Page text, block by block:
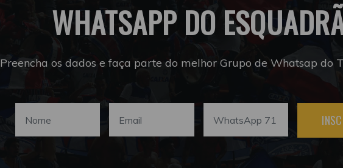
WHATSAPP DO
Preencha os dados e faça parte do melhor Grupo de Whatsap do